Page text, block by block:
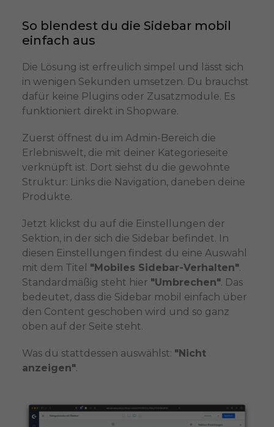
So blendest du die Sidebar mobil
einfach aus
Die Lösung ist erfreulich simpel und lässt sich
in wenigen Sekunden umsetzen. Du brauchst
dafür keine Plugins oder Zusatzmodule. Es
funktioniert direkt in Shopware.
Zuerst öffnest du im Admin-Bereich die
Erlebniswelt, die mit deiner Kategorieseite
verknüpft ist. Dort siehst du die gewohnte
Struktur: Links die Navigation, daneben deine
Produkte.
Jetzt klickst du auf die Einstellungen der
Sektion, in der sich die Sidebar befindet. In
diesen Einstellungen findest du eine Auswahl
mit dem Titel "Mobiles Sidebar-Verhalten".
Standardmäßig steht hier "Umbrechen". Das
bedeutet, dass die Sidebar mobil einfach über
den Content geschoben wird und so ganz
oben auf der Seite steht.
Was du stattdessen auswählst: "Nicht
anzeigen".